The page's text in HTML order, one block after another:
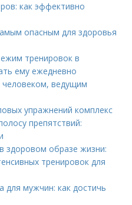
как эффективно
опасным для здоровья
тренировок в
ему ежедневно
человеком, ведущим
упражнений комплекс
препятствий:
здоровом образе жизни:
тренировок для
для мужчин: как достичь